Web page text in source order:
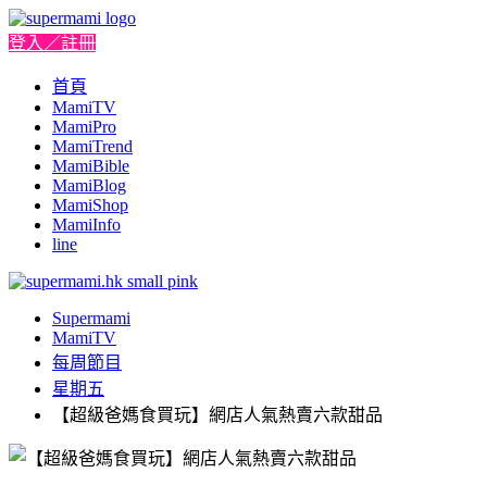
登入／註冊
首頁
MamiTV
MamiPro
MamiTrend
MamiBible
MamiBlog
MamiShop
MamiInfo
line
Supermami
MamiTV
每周節目
星期五
【超級爸媽食買玩】網店人氣熱賣六款甜品